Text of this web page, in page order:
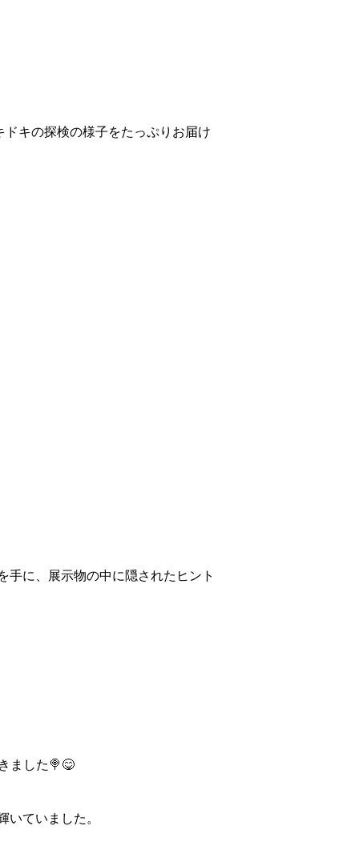
キの探検の様子をたっぷりお届け
手に、展示物の中に隠されたヒント
ました🍭😋
ていました。